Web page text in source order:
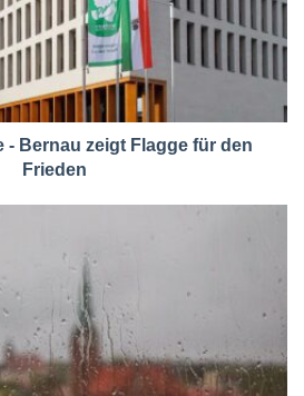
- Bernau zeigt Flagge für den
Frieden